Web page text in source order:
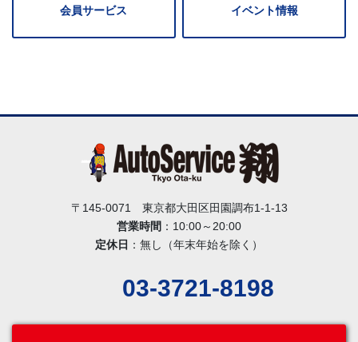
会員サービス イベント情報
〒145-0071 東京都大田区田園調布1-1-13
営業時間 ：10:00～20:00
定休日 ：無し（年末年始を除く）
03-3721-8198